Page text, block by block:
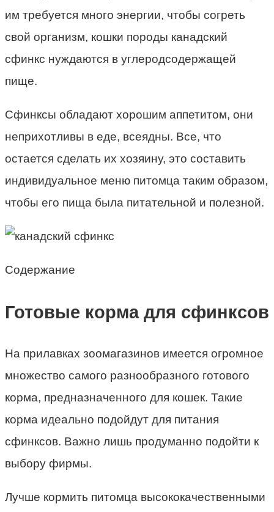
им требуется много энергии, чтобы согреть
свой организм, кошки породы канадский
сфинкс нуждаются в углеродсодержащей
пище.
Сфинксы обладают хорошим аппетитом, они
неприхотливы в еде, всеядны. Все, что
остается сделать их хозяину, это составить
индивидуальное меню питомца таким образом,
чтобы его пища была питательной и полезной.
Содержание
Готовые корма для сфинксов
На прилавках зоомагазинов имеется огромное
множество самого разнообразного готового
корма, предназначенного для кошек. Такие
корма идеально подойдут для питания
сфинксов. Важно лишь продуманно подойти к
выбору фирмы.
Лучше кормить питомца высококачественными